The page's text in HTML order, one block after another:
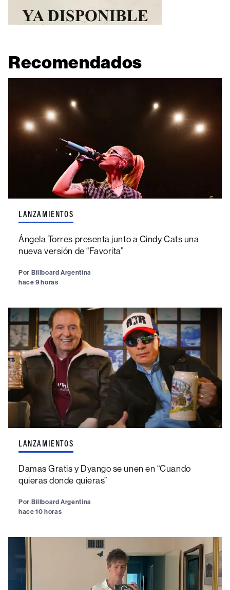
Recomendados
LANZAMIENTOS
Ángela Torres presenta junto a Cindy Cats una
nueva versión de “Favorita”
Por Billboard Argentina
hace 9 horas
LANZAMIENTOS
Damas Gratis y Dyango se unen en “Cuando
quieras donde quieras”
Por Billboard Argentina
hace 10 horas